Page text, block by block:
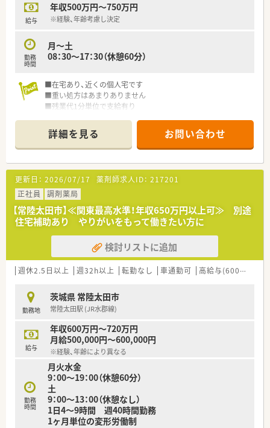
給与
年収500万円～750万円
※経験、年齢考慮し決定
勤務
時間
月～土
08：30～17：30（休憩60分）
■在宅あり、近くの個人宅です
■重い処方はあまりありません
■残業代1分単位で支給有り
詳細を見る お問い合わせ
更新日： 2026/07/17 薬剤師求人ID： 217201
正社員
調剤薬局
【常陸太田市】≪関東最高水準！年収650万円以上可≫ 別途
住宅補助あり やりがいをもって働きたい方に
検討リストに追加
週休2.5日以上 週32h以上 転勤なし 車通勤可 高給与(600万円以上)
勤務地
茨城県 常陸太田市
常陸太田駅 (JR水郡線)
給与
年収600万円～720万円
月給500,000円～600,000円
※経験、年齢により異なる
勤務
時間
月火水金
9：00～19：00（休憩60分）
土
9：00～13：00（休憩なし）
1日4〜9時間 週40時間勤務
1ヶ月単位の変形労働制